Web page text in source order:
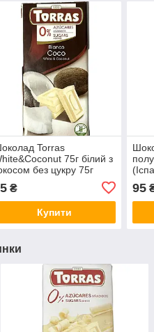
Torras
75г білий з
без цукру 75г
₴
Купити
95